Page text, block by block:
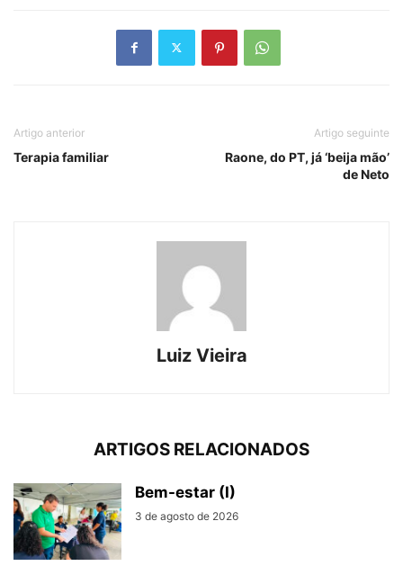
Artigo anterior
Terapia familiar
Artigo seguinte
Raone, do PT, já ‘beija mão’
de Neto
Luiz Vieira
ARTIGOS RELACIONADOS
Bem-estar (I)
3 de agosto de 2026